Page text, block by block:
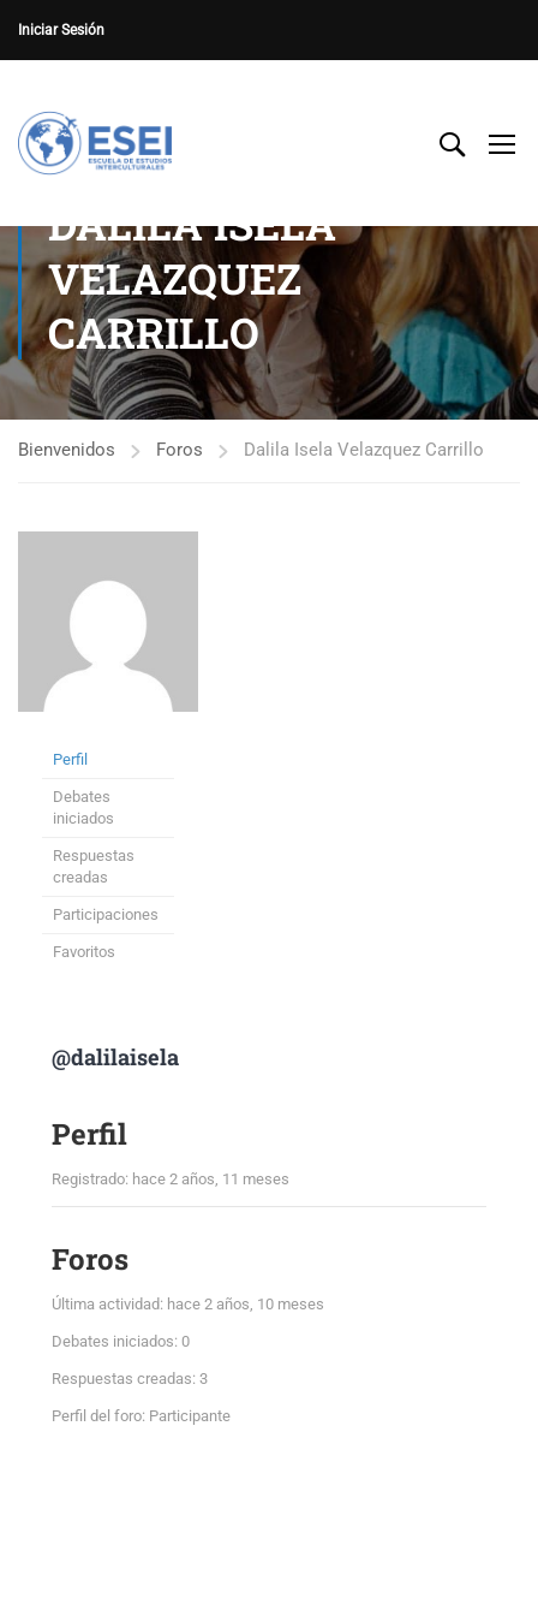
Iniciar Sesión
DALILA ISELA
VELAZQUEZ
CARRILLO
Bienvenidos Foros Dalila Isela Velazquez Carrillo
Perfil
Debates
iniciados
Respuestas
creadas
Participaciones
Favoritos
@dalilaisela
Perfil
Registrado: hace 2 años, 11 meses
Foros
Última actividad: hace 2 años, 10 meses
Debates iniciados: 0
Respuestas creadas: 3
Perfil del foro: Participante